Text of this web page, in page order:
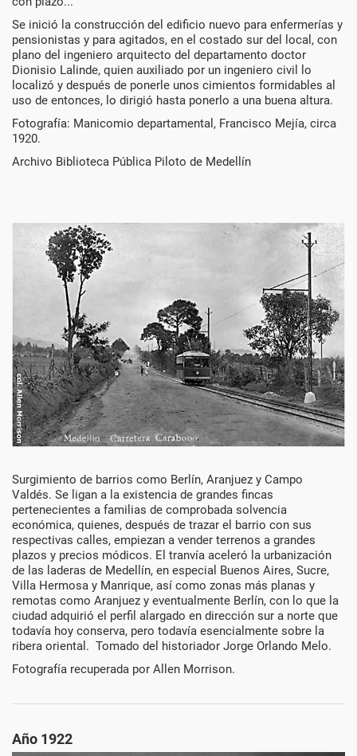
Se inició la construcción del edificio nuevo para enfermerías y
pensionistas y para agitados, en el costado sur del local, con
plano del ingeniero arquitecto del departamento doctor
Dionisio Lalinde, quien auxiliado por un ingeniero civil lo
localizó y después de ponerle unos cimientos formidables al
uso de entonces, lo dirigió hasta ponerlo a una buena altura.
Fotografía: Manicomio departamental, Francisco Mejía, circa
1920.
Archivo Biblioteca Pública Piloto de Medellín
Década
de
1920
Surgimiento de barrios como Berlín, Aranjuez y Campo
Valdés. Se ligan a la existencia de grandes fincas
pertenecientes a familias de comprobada solvencia
económica, quienes, después de trazar el barrio con sus
respectivas calles, empiezan a vender terrenos a grandes
plazos y precios módicos. El tranvía aceleró la urbanización
de las laderas de Medellín, en especial Buenos Aires, Sucre,
Villa Hermosa y Manrique, así como zonas más planas y
remotas como Aranjuez y eventualmente Berlín, con lo que la
ciudad adquirió el perfil alargado en dirección sur a norte que
todavía hoy conserva, pero todavía esencialmente sobre la
ribera oriental. Tomado del historiador Jorge Orlando Melo.
Fotografía recuperada por Allen Morrison.
Año 1922